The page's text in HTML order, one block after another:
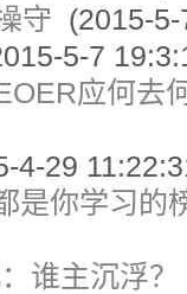
守 (2015-
5-7
应何去
4-29
是你学习的
谁主沉浮？